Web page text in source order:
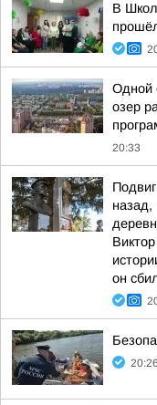
В
Одной
озер
20:33
назад,
он
20:26